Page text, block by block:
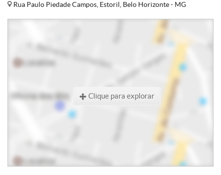
Rua Paulo Piedade Campos, Estoril, Belo Horizonte - MG
Clique para explorar